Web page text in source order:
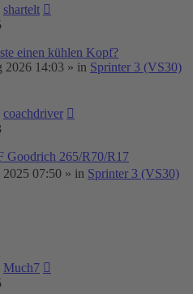
shartelt
einen kühlen Kopf?
2026 14:03 » in Sprinter 3 (VS30)
coachdriver
Goodrich 265/R70/R17
2025 07:50 » in Sprinter 3 (VS30)
Much7